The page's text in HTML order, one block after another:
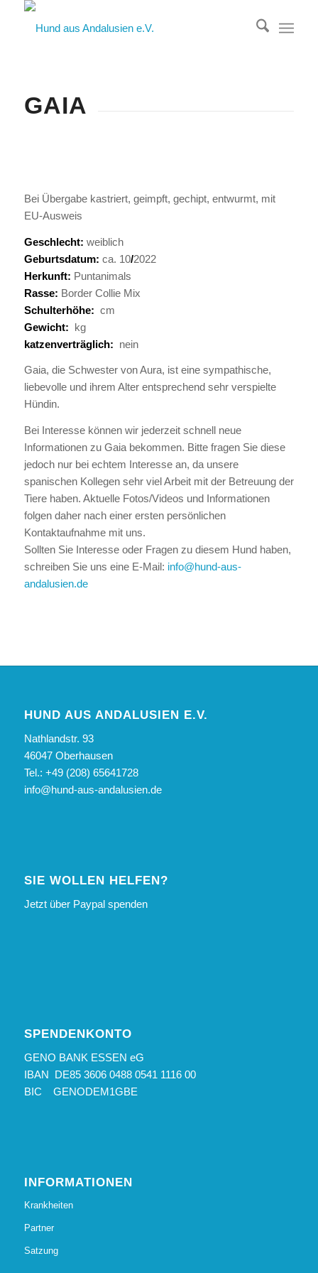
GAIA
Bei Übergabe kastriert, geimpft, gechipt, entwurmt, mit
EU-Ausweis
Geschlecht: weiblich
Geburtsdatum: ca. 10/2022
Herkunft: Puntanimals
Rasse: Border Collie Mix
Schulterhöhe: cm
Gewicht: kg
katzenverträglich: nein
Gaia, die Schwester von Aura, ist eine sympathische,
liebevolle und ihrem Alter entsprechend sehr verspielte
Hündin.
Bei Interesse können wir jederzeit schnell neue
Informationen zu Gaia bekommen. Bitte fragen Sie diese
jedoch nur bei echtem Interesse an, da unsere
spanischen Kollegen sehr viel Arbeit mit der Betreuung der
Tiere haben. Aktuelle Fotos/Videos und Informationen
folgen daher nach einer ersten persönlichen
Kontaktaufnahme mit uns.
Sollten Sie Interesse oder Fragen zu diesem Hund haben,
schreiben Sie uns eine E-Mail: info@hund-aus-
andalusien.de
HUND AUS ANDALUSIEN E.V.
Nathlandstr. 93
46047 Oberhausen
Tel.: +49 (208) 65641728
info@hund-aus-andalusien.de
SIE WOLLEN HELFEN?
Jetzt über Paypal spenden
SPENDENKONTO
GENO BANK ESSEN eG
IBAN DE85 3606 0488 0541 1116 00
BIC GENODEM1GBE
INFORMATIONEN
Krankheiten
Partner
Satzung